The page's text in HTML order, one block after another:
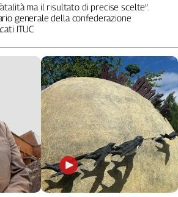
ma il risultato di precise scelte”.
generale della confederazione
ITUC